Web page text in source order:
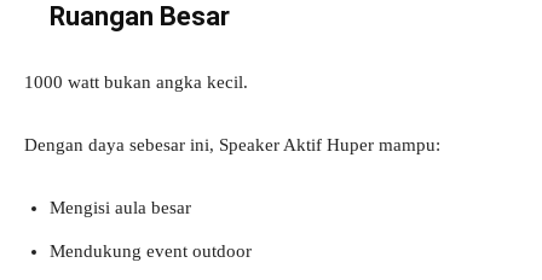
Ruangan Besar
1000 watt bukan angka kecil.
Dengan daya sebesar ini, Speaker Aktif Huper mampu:
Mengisi aula besar
Mendukung event outdoor